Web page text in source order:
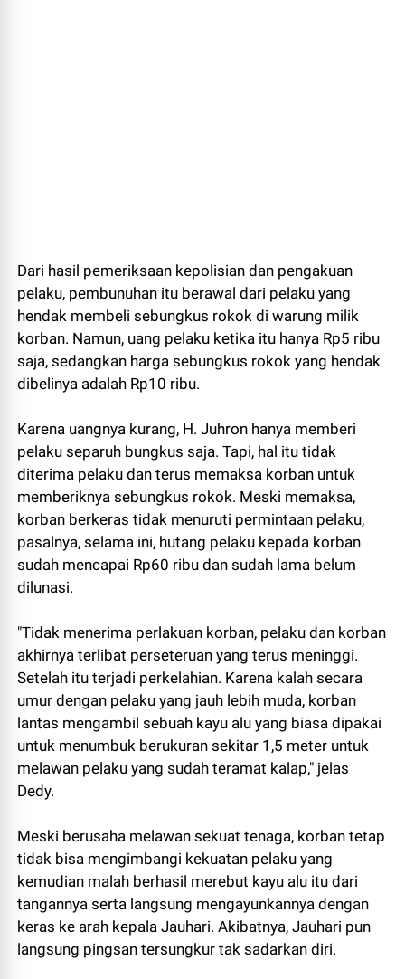
Dari hasil pemeriksaan kepolisian dan pengakuan
pelaku, pembunuhan itu berawal dari pelaku yang
hendak membeli sebungkus rokok di warung milik
korban. Namun, uang pelaku ketika itu hanya Rp5 ribu
saja, sedangkan harga sebungkus rokok yang hendak
dibelinya adalah Rp10 ribu.
Karena uangnya kurang, H. Juhron hanya memberi
pelaku separuh bungkus saja. Tapi, hal itu tidak
diterima pelaku dan terus memaksa korban untuk
memberiknya sebungkus rokok. Meski memaksa,
korban berkeras tidak menuruti permintaan pelaku,
pasalnya, selama ini, hutang pelaku kepada korban
sudah mencapai Rp60 ribu dan sudah lama belum
dilunasi.
"Tidak menerima perlakuan korban, pelaku dan korban
akhirnya terlibat perseteruan yang terus meninggi.
Setelah itu terjadi perkelahian. Karena kalah secara
umur dengan pelaku yang jauh lebih muda, korban
lantas mengambil sebuah kayu alu yang biasa dipakai
untuk menumbuk berukuran sekitar 1,5 meter untuk
melawan pelaku yang sudah teramat kalap," jelas
Dedy.
Meski berusaha melawan sekuat tenaga, korban tetap
tidak bisa mengimbangi kekuatan pelaku yang
kemudian malah berhasil merebut kayu alu itu dari
tangannya serta langsung mengayunkannya dengan
keras ke arah kepala Jauhari. Akibatnya, Jauhari pun
langsung pingsan tersungkur tak sadarkan diri.